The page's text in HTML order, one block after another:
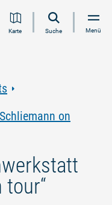
Karte Suche Menü
on
tour“